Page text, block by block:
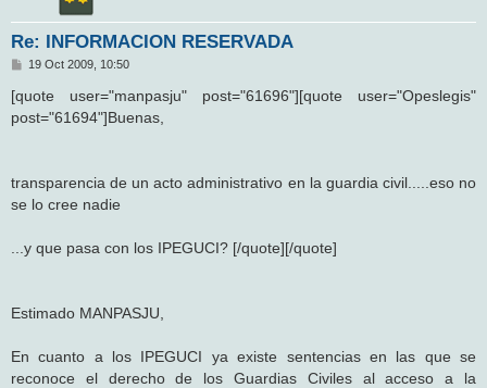
Re: INFORMACION RESERVADA
M
n
a
19 Oct 2009, 10:50
[quote user="manpasju" post="61696"][quote user="Opeslegis"
post="61694"]Buenas,
transparencia de un acto administrativo en la guardia civil.....eso no
se lo cree nadie
...y que pasa con los IPEGUCI? [/quote][/quote]
Estimado MANPASJU,
En cuanto a los IPEGUCI ya existe sentencias en las que se
reconoce el derecho de los Guardias Civiles al acceso a la